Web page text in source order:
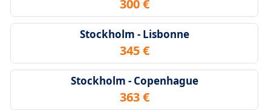
300 €
Stockholm - Lisbonne
345 €
Stockholm - Copenhague
363 €